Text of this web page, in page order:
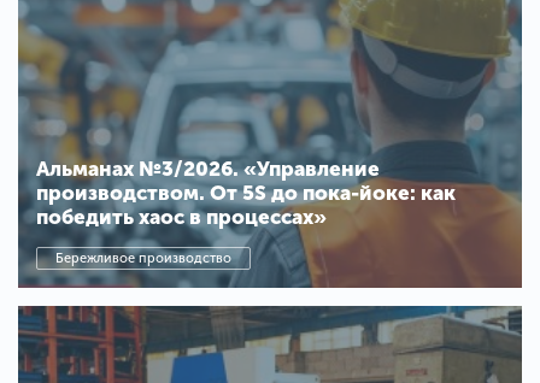
Альманах №3/2026. «Управление
производством. От 5S до пока-йоке: как
победить хаос в процессах»
Бережливое производство